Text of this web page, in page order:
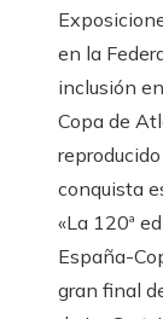
en la
inclusión
Copa de
conquista
«La 120ª
España-
gran final